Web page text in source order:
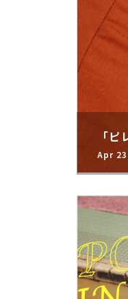
「
Apr